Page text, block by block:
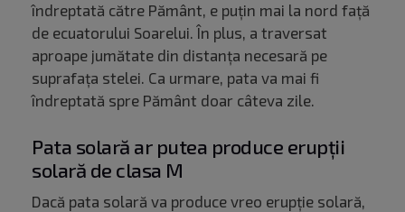
îndreptată către Pământ, e puțin mai la nord față
de ecuatorului Soarelui. În plus, a traversat
aproape jumătate din distanța necesară pe
suprafața stelei. Ca urmare, pata va mai fi
îndreptată spre Pământ doar câteva zile.
Pata solară ar putea produce erupții
solară de clasa M
Dacă pata solară va produce vreo erupție solară,